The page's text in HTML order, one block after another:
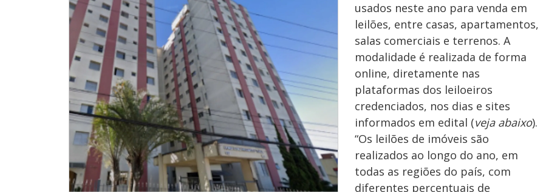
usados neste ano para venda em
leilões, entre casas, apartamentos,
salas comerciais e terrenos. A
modalidade é realizada de forma
online, diretamente nas
plataformas dos leiloeiros
credenciados, nos dias e sites
informados em edital (veja abaixo).
“Os leilões de imóveis são
realizados ao longo do ano, em
todas as regiões do país, com
diferentes percentuais de